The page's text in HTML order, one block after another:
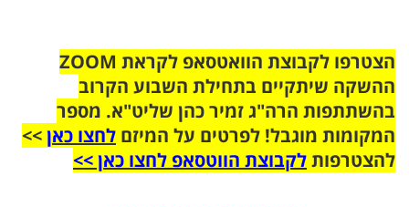
הצטרפו לקבוצת הוואטסאפ לקראת ZOOM
ההשקה שיתקיים בתחילת השבוע הקרוב
בהשתתפות הרה"ג זמיר כהן שליט"א. מספר
המקומות מוגבל! לפרטים על המיזם לחצו כאן>>
להצטרפותלקבוצת הווטסאפ לחצו כאן >>